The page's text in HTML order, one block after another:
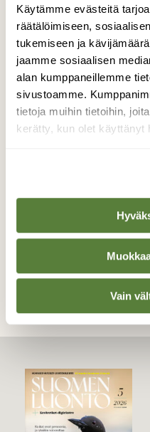
Käytämme evästeitä
räätälöimiseen,
tukemiseen ja
jaamme sosiaalisen
alan kumppaneillemme
sivustoamme.
tietoja muihin tietoihin,
kerätty, kun olet käyttänyt
Vain
Niillä on omiakin
sorsien